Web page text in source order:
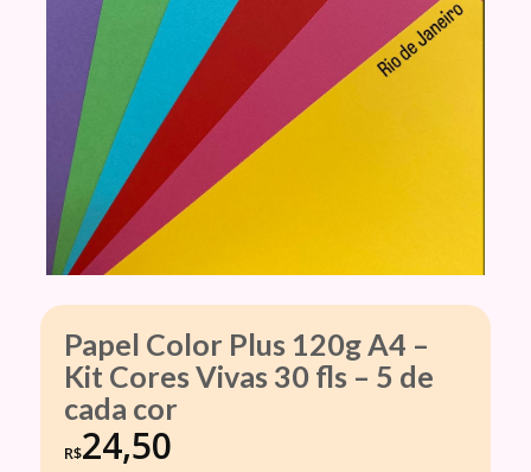
Papel Color Plus 120g A4 –
Kit Cores Vivas 30 fls – 5 de
cada cor
R$24,50